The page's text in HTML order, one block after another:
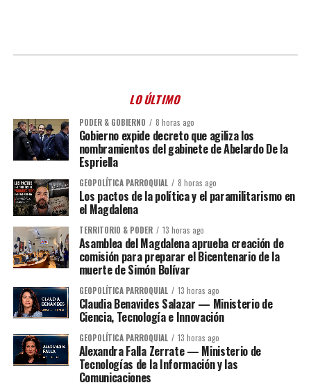
LO ÚLTIMO
PODER & GOBIERNO 8 horas ago
Gobierno expide decreto que agiliza los
nombramientos del gabinete de Abelardo De la
Espriella
GEOPOLÍTICA PARROQUIAL 8 horas ago
Los pactos de la política y el paramilitarismo en
el Magdalena
TERRITORIO & PODER 13 horas ago
Asamblea del Magdalena aprueba creación de
comisión para preparar el Bicentenario de la
muerte de Simón Bolívar
GEOPOLÍTICA PARROQUIAL 13 horas ago
Claudia Benavides Salazar — Ministerio de
Ciencia, Tecnología e Innovación
GEOPOLÍTICA PARROQUIAL 13 horas ago
Alexandra Falla Zerrate — Ministerio de
Tecnologías de la Información y las
Comunicaciones